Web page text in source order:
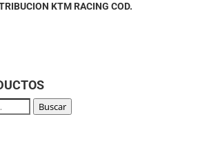
KTM RACING COD.
Buscar